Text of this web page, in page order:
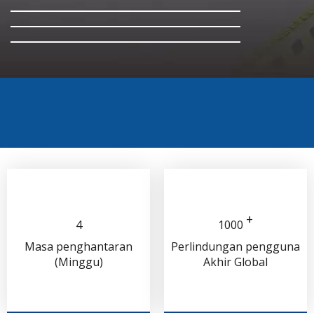
4
Masa penghantaran
(Minggu)
1000 +
Perlindungan pengguna
Akhir Global